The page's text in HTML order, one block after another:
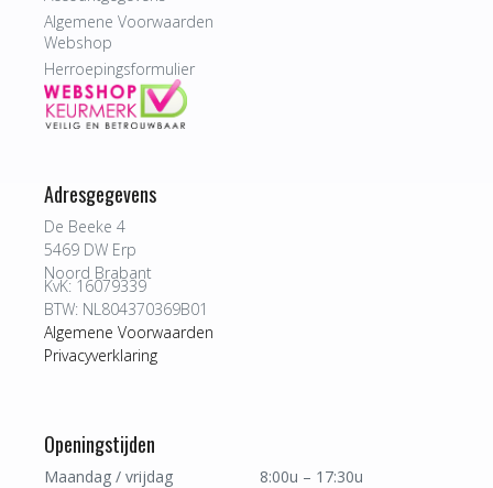
Algemene Voorwaarden
Webshop
Herroepingsformulier
Adresgegevens
De Beeke 4
5469 DW Erp
Noord Brabant
KvK: 16079339
BTW: NL804370369B01
Algemene Voorwaarden
Privacyverklaring
Openingstijden
Maandag / vrijdag
8:00u – 17:30u